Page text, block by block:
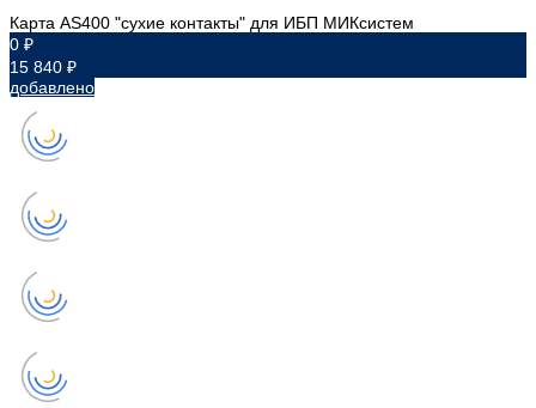
Карта AS400 "сухие контакты" для ИБП МИКсистем
0 ₽
15 840 ₽
добавлено